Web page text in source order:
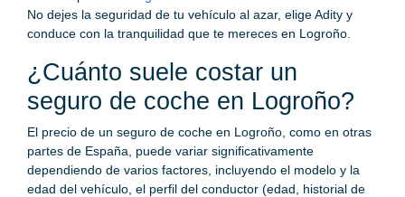
No dejes la seguridad de tu vehículo al azar, elige Adity y
conduce con la tranquilidad que te mereces en Logroño.
¿Cuánto suele costar un
seguro de coche en Logroño?
El precio de un seguro de coche en Logroño, como en otras
partes de España, puede variar significativamente
dependiendo de varios factores, incluyendo el modelo y la
edad del vehículo, el perfil del conductor (edad, historial de